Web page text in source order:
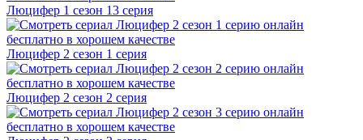
Люцифер 1 cезон 13 cерия
Люцифер 2 cезон 1 cерия
Люцифер 2 cезон 2 cерия